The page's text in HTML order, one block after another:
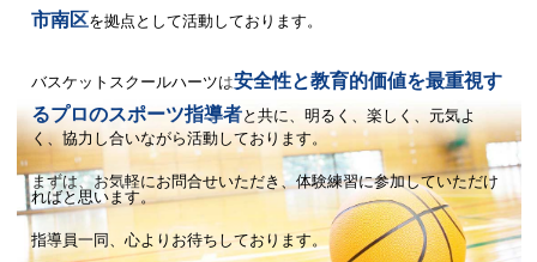
市南区を拠点として活動しております。
バスケットスクールハーツは安全性と教育的価値を最重視す
るプロのスポーツ指導者と共に、明るく、楽しく、元気よ
く、協力し合いながら活動しております。
まずは、お気軽にお問合せいただき、体験練習に参加していただけ
ればと思います。
指導員一同、心よりお待ちしております。